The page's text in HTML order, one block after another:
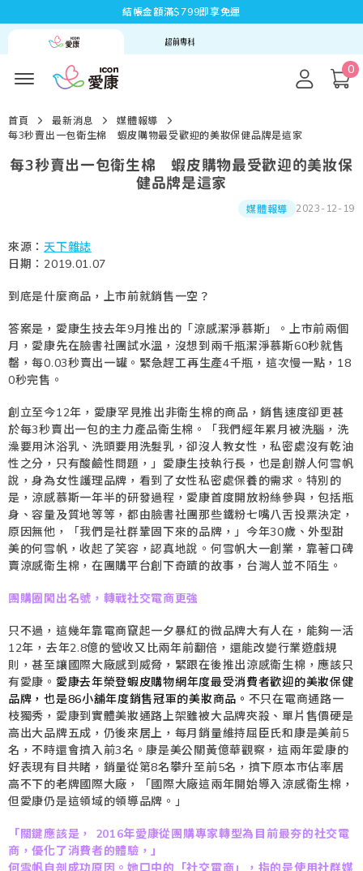
結帳金額滿$799即享免運
0
首頁 最新消息
媒體報導
每3秒賣出一包衛生棉 蝦皮購物最受歡迎的美妝保健品牌是這家
每3秒賣出一包衛生棉 蝦皮購物最受歡迎的美妝保
健品牌是這家
媒體報導 2023-12-19
來源：天下雜誌
日期：2019.01.07
到底是什麼商品，上市前就銷售一空？
答案是，愛康生技去年9月推出的「涼感潔淨慕斯」。上市前兩個
月，愛康先在臉書社團試水溫，沒想到兩千瓶潔淨慕斯60秒就售
罄，每0.03秒賣出一罐。緊急趕工再生產4千瓶，這次慢一點，18
0秒完售。
創立至今12年，愛康罕見推出非衛生棉的商品，銷售速度卻更甚
於每3秒賣出一包的主力產品衛生棉。「我們經年累月被洗腦，洗
澡要用沐浴乳、洗頭要用洗髮乳，卻沒人教女性，私密處沒有乾油
性之分，只有酸鹼性問題，」愛康生技執行長，也是創辦人何雪帆
說，身為女性護理品牌，看到了女性私密處保養的需求。特別的
是，涼感慕斯一年半的研發過程，愛康首度開放粉絲參與，包括瓶
身、容量及質地等等，都由臉書社團那些鐵粉七嘴八舌投票決定，
原因無他，「我們是社群鞏固下來的品牌，」今年30歲、外型甜
美的何雪帆，收起了笑容，認真地說。何雪帆大一創業，靠著口碑
賣涼感衛生棉，在團購平台創下奇蹟的故事，台灣人並不陌生。
團購圈闖出名號，轉戰社交電商更強
只不過，這幾年靠電商竄起一夕暴紅的微品牌大有人在，能夠一活
12年，去年2.8億的營收又比兩年前翻倍，還能改變行業遊戲規
則，甚至讓國際大廠感到威脅，緊跟在後推出涼感衛生棉，應該只
有愛康。 愛康去年榮登蝦皮購物網年度最受消費者歡迎的美妝保健
品牌，也是86小舖年度銷售冠軍的美妝商品。 不只在電商通路一
枝獨秀，愛康到實體美妝通路上架雖被大品牌夾殺、單片售價硬是
高出大品牌五成，仍後來居上，每月銷量維持屈臣氏和康是美前5
名，不時還會擠入前3名。康是美公關黃億華觀察，這兩年愛康的
好表現有目共睹，銷量從第8名攀升至前5名，擠下原本市佔率居
高不下的老牌國際大廠，「國際大廠這兩年開始導入涼感衛生棉，
但愛康仍是這領域的領導品牌。」
「關鍵應該是， 2016年愛康從團購專家轉型為目前最夯的社交電
商，優化了消費者的體驗，」